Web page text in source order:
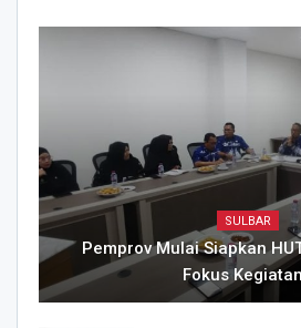
SULBAR
Pemprov Mulai Siapkan
Fokus